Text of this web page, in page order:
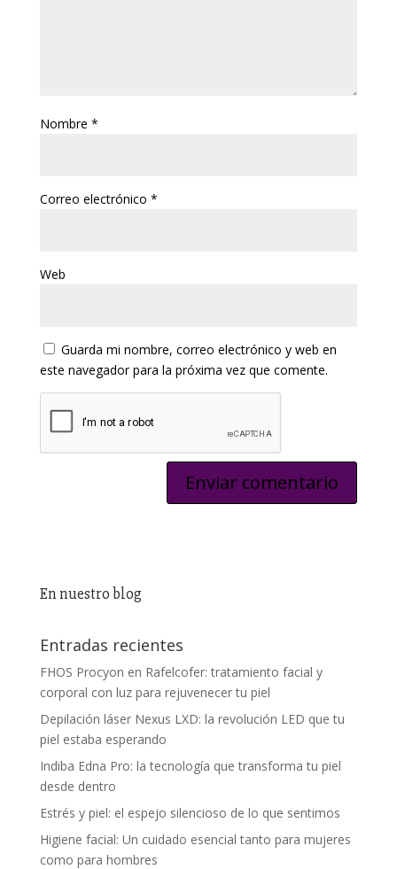
Nombre *
Correo electrónico *
Web
Guarda mi nombre, correo electrónico y web en
este navegador para la próxima vez que comente.
En nuestro blog
Entradas recientes
FHOS Procyon en Rafelcofer: tratamiento facial y
corporal con luz para rejuvenecer tu piel
Depilación láser Nexus LXD: la revolución LED que tu
piel estaba esperando
Indiba Edna Pro: la tecnología que transforma tu piel
desde dentro
Estrés y piel: el espejo silencioso de lo que sentimos
Higiene facial: Un cuidado esencial tanto para mujeres
como para hombres